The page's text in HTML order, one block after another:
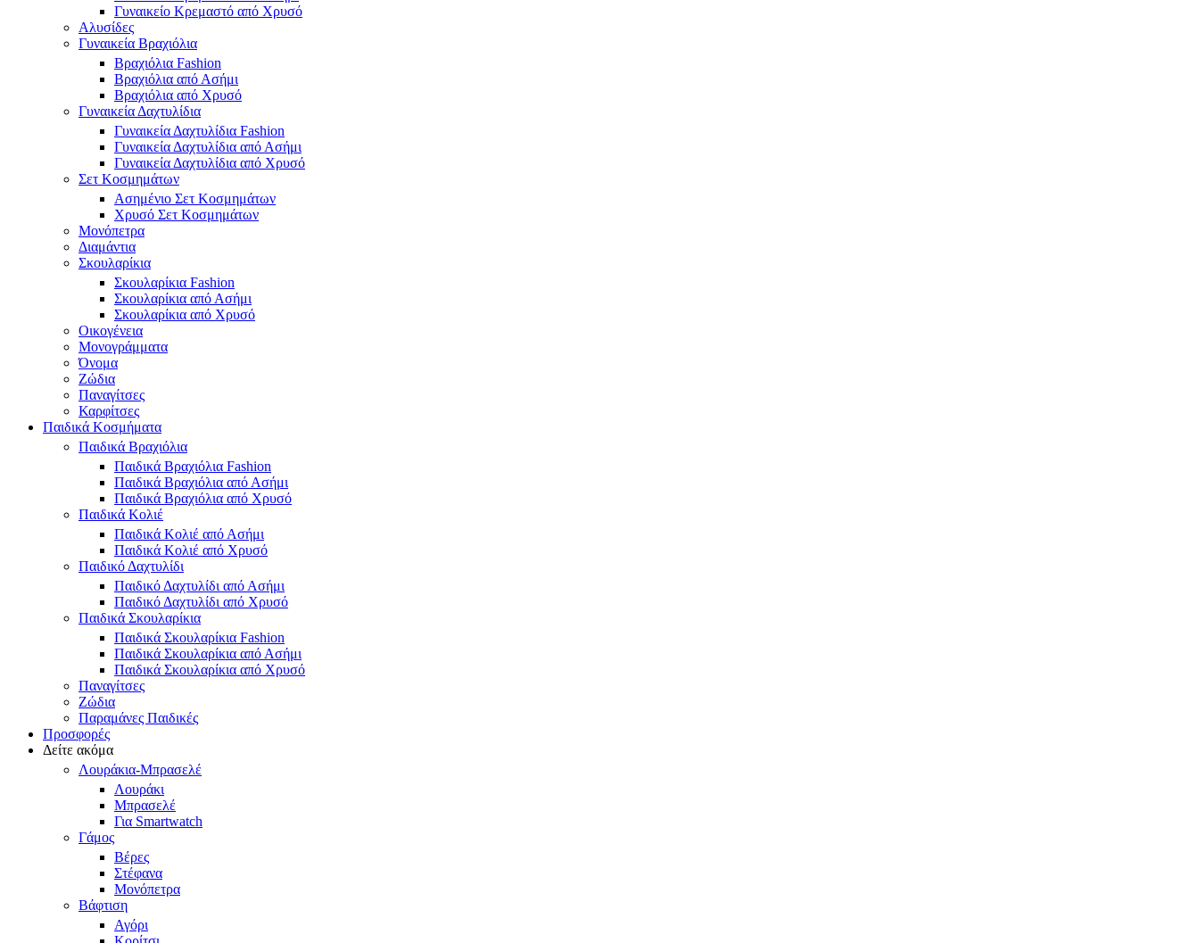
Γυναικείο Κρεμαστό από Χρυσό
Αλυσίδες
Γυναικεία Βραχιόλια
Βραχιόλια Fashion
Βραχιόλια από Ασήμι
Βραχιόλια από Χρυσό
Γυναικεία Δαχτυλίδια
Γυναικεία Δαχτυλίδια Fashion
Γυναικεία Δαχτυλίδια από Ασήμι
Γυναικεία Δαχτυλίδια από Χρυσό
Σετ Κοσμημάτων
Ασημένιο Σετ Κοσμημάτων
Χρυσό Σετ Κοσμημάτων
Μονόπετρα
Διαμάντια
Σκουλαρίκια
Σκουλαρίκια Fashion
Σκουλαρίκια από Ασήμι
Σκουλαρίκια από Χρυσό
Οικογένεια
Μονογράμματα
Όνομα
Ζώδια
Παναγίτσες
Καρφίτσες
Παιδικά Κοσμήματα
Παιδικά Βραχιόλια
Παιδικά Βραχιόλια Fashion
Παιδικά Βραχιόλια από Ασήμι
Παιδικά Βραχιόλια από Χρυσό
Παιδικά Κολιέ
Παιδικά Κολιέ από Ασήμι
Παιδικά Κολιέ από Χρυσό
Παιδικό Δαχτυλίδι
Παιδικό Δαχτυλίδι από Ασήμι
Παιδικό Δαχτυλίδι από Χρυσό
Παιδικά Σκουλαρίκια
Παιδικά Σκουλαρίκια Fashion
Παιδικά Σκουλαρίκια από Ασήμι
Παιδικά Σκουλαρίκια από Χρυσό
Παναγίτσες
Ζώδια
Παραμάνες Παιδικές
Προσφορές
Δείτε ακόμα
Λουράκια-Μπρασελέ
Λουράκι
Μπρασελέ
Για Smartwatch
Γάμος
Βέρες
Στέφανα
Μονόπετρα
Βάφτιση
Αγόρι